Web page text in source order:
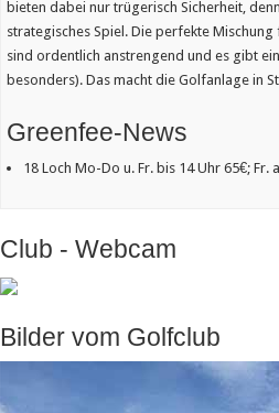
bieten dabei nur trügerisch Sicherheit,
strategisches Spiel. Die perfekte
sind ordentlich anstrengend und es gibt
besonders). Das macht die Golfanlage in
Greenfee-News
18 Loch Mo-Do u. Fr. bis 14 Uhr 65€; Fr.
Club - Webcam
Bilder vom Golfclub